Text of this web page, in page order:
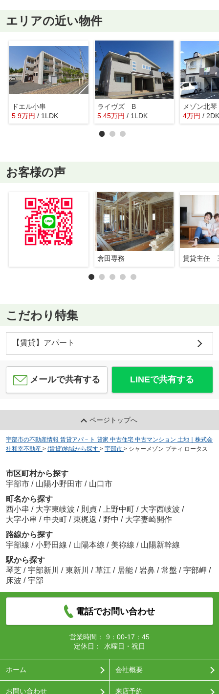
エリアの近い物件
ドエル小串
5.9万円 / 1LDK
ライヴズ B
5.45万円 / 1LDK
メゾン北琴
4万円 / 2DK
お客様の声
倉田専務 賃貸主任
こだわり特集
【賃貸】アパート
メールで共有する LINEで共有する
ページトップへ
宇部市の不動産情報 賃貸アパ－ト 貸家 中古住宅 中古マンション 土地｜株式会
社和幸不動産 > (賃貸)地域から探す > 宇部市 > シャーメゾン プティ ロータス
市区町村から探す
宇部市 / 山陽小野田市 / 山口市
町名から探す
西小串 / 大字東岐波 / 則貞 / 上野中町 / 大字西岐波 /
大字小串 / 中央町 / 東梶返 / 野中 / 大字妻崎開作
路線から探す
宇部線 / 小野田線 / 山陽本線 / 美祢線 / 山陽新幹線
駅から探す
琴芝 / 宇部新川 / 東新川 / 草江 / 居能 / 岩鼻 / 常盤 / 宇部岬 /
床波 / 宇部
電話でお問い合わせ
営業時間：
9：00-17：45
定休日：
水曜日・祝日
ホーム 会社概要
お問い合わせ 来店予約